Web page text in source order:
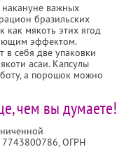
важных
бразильских
как мякоть этих ягод
эффектом.
себя две упаковки
асаи. Капсулы
а порошок можно
чем вы думаете!
, ОГРН